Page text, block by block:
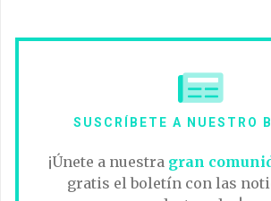
SUSCRÍBETE A NUESTRO
¡Únete a nuestra gran
gratis el boletín con las